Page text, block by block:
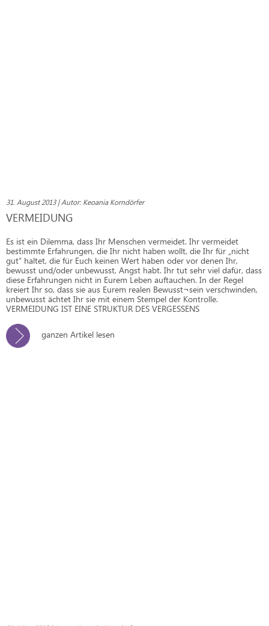
31. August 2013 | Autor: Keoania Korndörfer
VERMEIDUNG
Es ist ein Dilemma, dass Ihr Menschen vermeidet. Ihr vermeidet
bestimmte Erfahrungen, die Ihr nicht haben wollt, die Ihr für „nicht
gut“ haltet, die für Euch keinen Wert haben oder vor denen Ihr,
bewusst und/oder unbewusst, Angst habt. Ihr tut sehr viel dafür, dass
diese Erfahrungen nicht in Eurem Leben auftauchen. In der Regel
kreiert Ihr so, dass sie aus Eurem realen Bewusst¬sein verschwinden,
unbewusst ächtet Ihr sie mit einem Stempel der Kontrolle.
VERMEIDUNG IST EINE STRUKTUR DES VERGESSENS
ganzen Artikel lesen